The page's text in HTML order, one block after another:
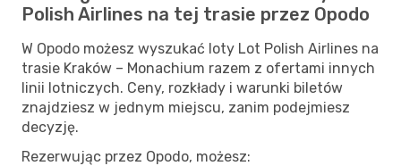
Polish Airlines na tej trasie przez Opodo
W Opodo możesz wyszukać loty Lot Polish Airlines na
trasie Kraków – Monachium razem z ofertami innych
linii lotniczych. Ceny, rozkłady i warunki biletów
znajdziesz w jednym miejscu, zanim podejmiesz
decyzję.
Rezerwując przez Opodo, możesz: